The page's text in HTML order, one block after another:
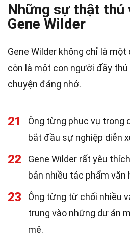
Những sự thật thú
Gene Wilder
Gene Wilder không chỉ là
còn là một con người đầy thú
chuyện đáng nhớ.
21
Ông từng phục vụ trong
bắt đầu sự nghiệp diễn
22
Gene Wilder rất yêu
bản nhiều tác phẩm văn
23
Ông từng từ chối nhiều
trung vào những dự án
mê.